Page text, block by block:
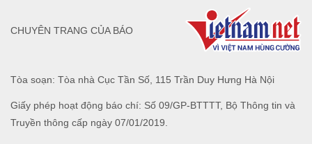
Tòa soạn: Tòa nhà Cục Tần Số, 115 Trần Duy Hưng Hà Nội
Giấy phép hoạt động báo chí: Số 09/GP-BTTTT, Bộ Thông tin và
Truyền thông cấp ngày 07/01/2019.
CHUYÊN TRANG CỦA BÁO